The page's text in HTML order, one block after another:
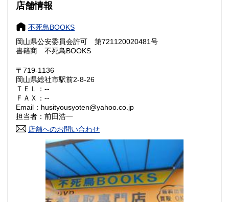
岐阜県
愛知県
滋賀県 300円
大阪府 300円
奈良県
鳥取県
300円 広島県
300円 徳島県
300円 愛媛県
店舗情報
不死鳥BOOKS
岡山県公安委員会許可 第721120020481号
書籍商 不死鳥BOOKS
〒719-1136
岡山県総社市駅前2-8-26
ＴＥＬ：--
ＦＡＸ：--
Email：husityousyoten@yahoo.co.jp
担当者：前田浩一
店舗へのお問い合わせ